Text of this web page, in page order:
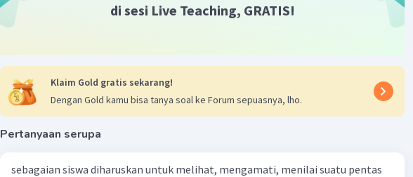
di sesi Live Teaching, GRATIS!
Klaim Gold gratis sekarang!
Dengan Gold kamu bisa tanya soal ke Forum sepuasnya, lho.
Pertanyaan serupa
sebagaian siswa diharuskan untuk melihat, mengamati, menilai suatu pentas